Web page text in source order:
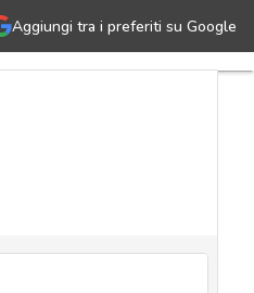
Aggiungi tra i preferiti su Google
che sta